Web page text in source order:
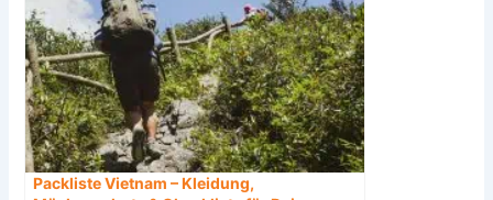
Packliste Vietnam – Kleidung,